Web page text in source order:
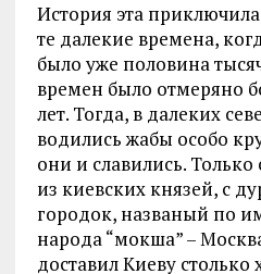
История эта
те далекие времена,
было уже половина
времен было отмеряно
лет. Тогда, в далеких
водились жабы особо
они и славились. Только
из киевских князей, с
городок, названый по
народа “мокша” –
доставил Киеву столько